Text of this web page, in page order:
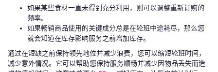
如果某些食材一直未得到充分利用，则可以调整重新订购的
频率。
如果畅销商品使用的关键成分总是在轮班中途耗尽，那么您
就会知道在库存影响服务之前增加库存。
通过在短缺之前保持领先地位并减少浪费，您可以缩短轮班时间，
减少意外情况。它可以帮助您保持服务顺畅并减少因物品丢失而造